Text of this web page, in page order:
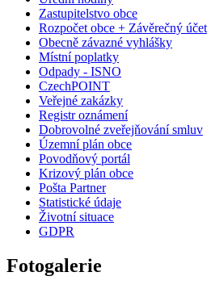
Zastupitelstvo obce
Rozpočet obce + Závěrečný účet
Obecně závazné vyhlášky
Místní poplatky
Odpady - ISNO
CzechPOINT
Veřejné zakázky
Registr oznámení
Dobrovolné zveřejňování smluv
Územní plán obce
Povodňový portál
Krizový plán obce
Pošta Partner
Statistické údaje
Životní situace
GDPR
Fotogalerie